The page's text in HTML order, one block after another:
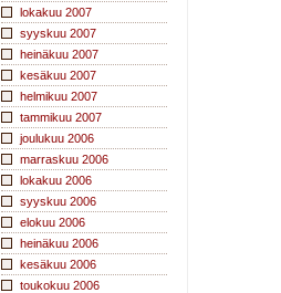
lokakuu 2007
syyskuu 2007
heinäkuu 2007
kesäkuu 2007
helmikuu 2007
tammikuu 2007
joulukuu 2006
marraskuu 2006
lokakuu 2006
syyskuu 2006
elokuu 2006
heinäkuu 2006
kesäkuu 2006
toukokuu 2006